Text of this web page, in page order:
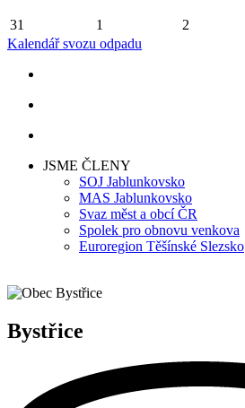
31 1 2
Kalendář svozu odpadu
JSME ČLENY
SOJ Jablunkovsko
MAS Jablunkovsko
Svaz měst a obcí ČR
Spolek pro obnovu venkova
Euroregion Těšínské Slezsko
Bystřice